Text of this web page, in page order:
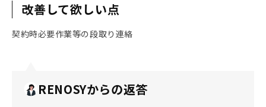
改善して欲しい点
契約時必要作業等の段取り連絡
RENOSYからの返答